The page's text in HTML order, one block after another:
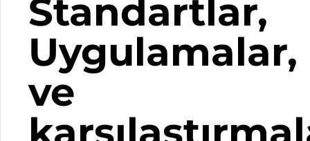
Standartlar,
Uygulamalar,
ve